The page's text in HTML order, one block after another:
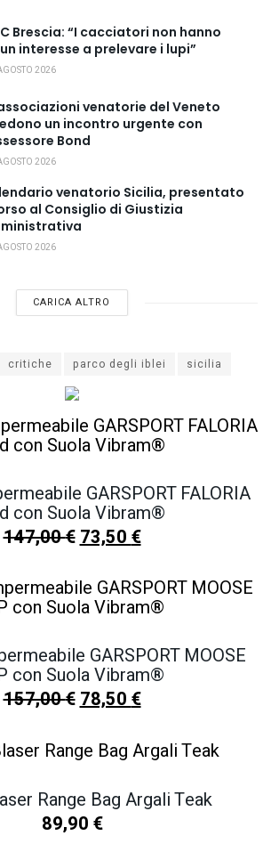
Brescia: “I cacciatori non hanno
interesse a prelevare i lupi”
2026
venatorie del Veneto
un incontro urgente con
Bond
2026
venatorio Sicilia, presentato
al Consiglio di Giustizia
2026
CARICA ALTRO
critiche parco degli iblei sicilia
GARSPORT FALORIA
con Suola Vibram®
147,00€73,50€
GARSPORT MOOSE
con Suola Vibram®
157,00€78,50€
Range Bag Argali Teak
89,90 €